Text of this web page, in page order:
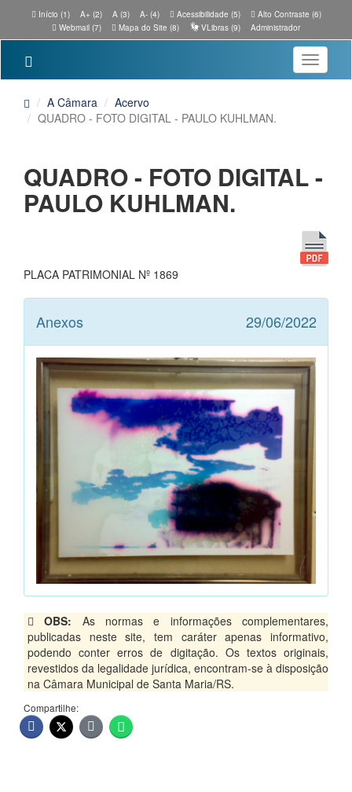
Início (1) A+ (2) A (3) A- (4) Acessibilidade (5)
Alto Contraste (6)
Webmail (7)
Mapa do Site (8) VLibras (9) Administrador
Toggle
A Câmara
Acervo
QUADRO - FOTO DIGITAL - PAULO KUHLMAN.
QUADRO - FOTO DIGITAL -
PAULO KUHLMAN.
PLACA PATRIMONIAL Nº 1869
Anexos 29/06/2022
OBS: As normas e informações complementares,
publicadas neste site, tem caráter apenas informativo,
podendo conter erros de digitação. Os textos originais,
revestidos da legalidade jurídica, encontram-se à disposição
na Câmara Municipal de Santa Maria/RS.
Compartilhe: